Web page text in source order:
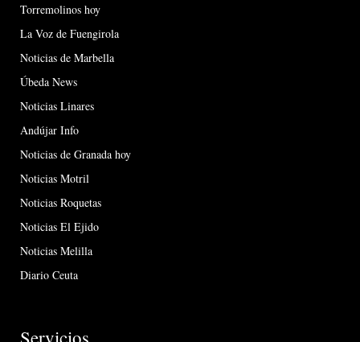
Torremolinos hoy
La Voz de Fuengirola
Noticias de Marbella
Úbeda News
Noticias Linares
Andújar Info
Noticias de Granada hoy
Noticias Motril
Noticias Roquetas
Noticias El Ejido
Noticias Melilla
Diario Ceuta
Servicios